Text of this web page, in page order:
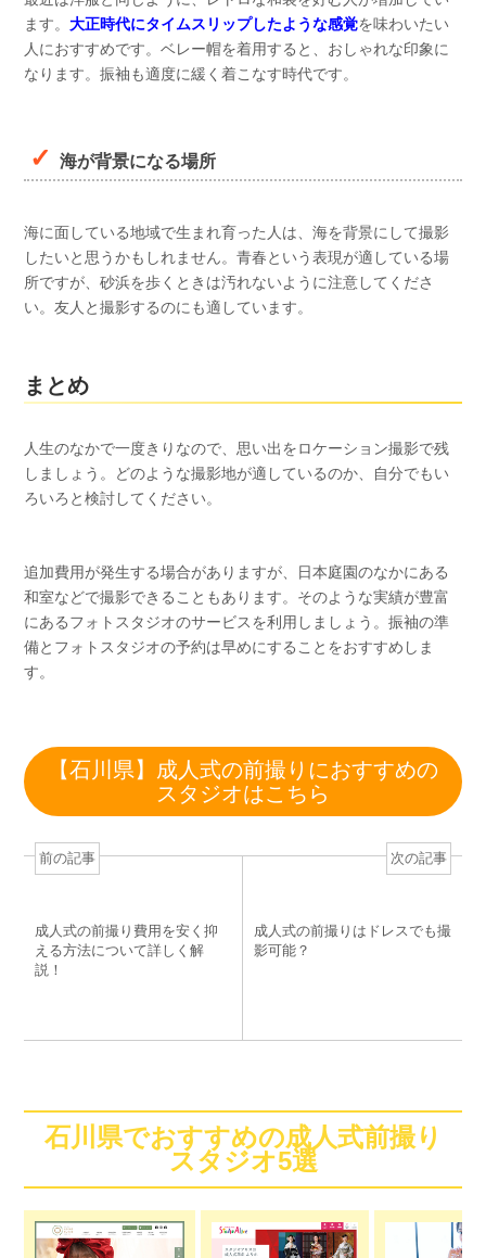
ます。 大正時代にタイムスリップしたような感覚を味わいたい
人におすすめです。ベレー帽を着用すると、おしゃれな印象に
なります。振袖も適度に緩く着こなす時代です。
海が背景になる場所
海に面している地域で生まれ育った人は、海を背景にして撮影
したいと思うかもしれません。青春という表現が適している場
所ですが、砂浜を歩くときは汚れないように注意してくださ
い。友人と撮影するのにも適しています。
まとめ
人生のなかで一度きりなので、思い出をロケーション撮影で残
しましょう。どのような撮影地が適しているのか、自分でもい
ろいろと検討してください。
追加費用が発生する場合がありますが、日本庭園のなかにある
和室などで撮影できることもあります。そのような実績が豊富
にあるフォトスタジオのサービスを利用しましょう。振袖の準
備とフォトスタジオの予約は早めにすることをおすすめしま
す。
【石川県】成人式の前撮りにおすすめの
スタジオはこちら
前の記事
成人式の前撮り費用を安く抑
える方法について詳しく解
説！
次の記事
成人式の前撮りはドレスでも撮
影可能？
石川県でおすすめの成人式前撮り
スタジオ5選